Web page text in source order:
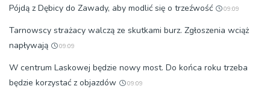
Pójdą z Dębicy do Zawady, aby modlić się o trzeźwość 09:09
Tarnowscy strażacy walczą ze skutkami burz. Zgłoszenia wciąż
napływają
09:09
W centrum Laskowej będzie nowy most. Do końca roku trzeba
będzie korzystać z objazdów
09:09